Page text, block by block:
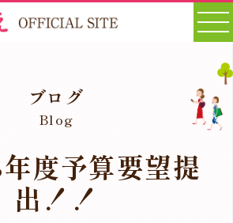
ブログ
Blog
度予算要望提
出！！